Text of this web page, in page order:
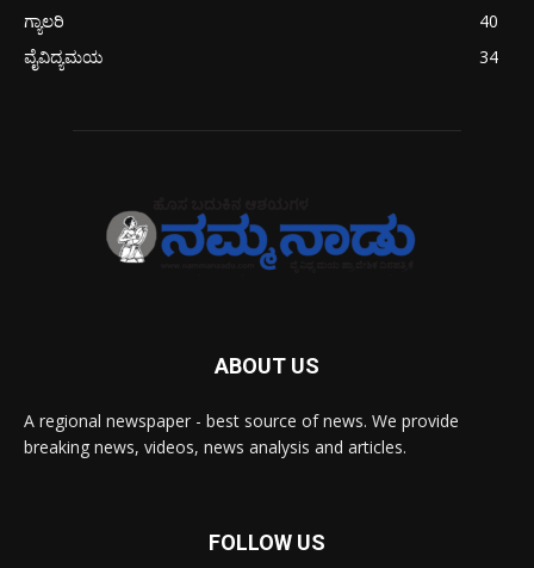
ಗ್ಯಾಲರಿ
40
ವೈವಿದ್ಯಮಯ
34
ABOUT US
A regional newspaper - best source of news. We provide
breaking news, videos, news analysis and articles.
FOLLOW US